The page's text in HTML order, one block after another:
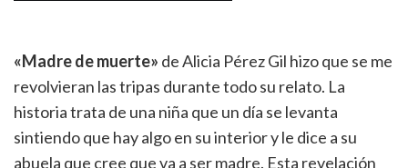
«Madre de muerte» de Alicia Pérez Gil hizo que se me
revolvieran las tripas durante todo su relato. La
historia trata de una niña que un día se levanta
sintiendo que hay algo en su interior y le dice a su
abuela que cree que va a ser madre. Esta revelación